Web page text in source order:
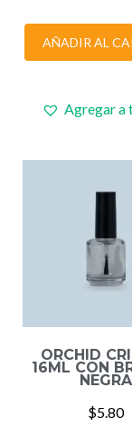
AÑADIR AL
Agregar a
ORCHID
16ML CON
NEGRA
$5.80